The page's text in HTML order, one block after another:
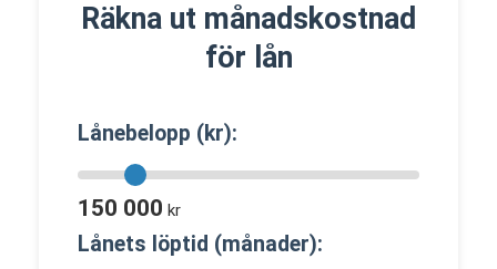
Räkna ut månadskostnad
för lån
Lånebelopp (kr):
150 000 kr
Lånets löptid (månader):